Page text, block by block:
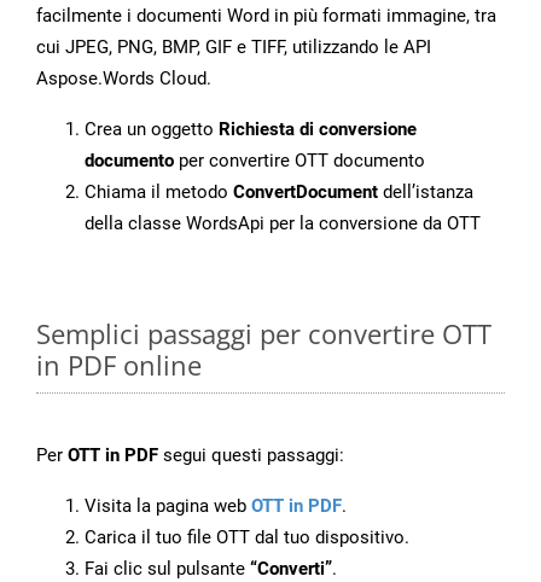
facilmente i documenti Word in più formati immagine, tra
cui JPEG, PNG, BMP, GIF e TIFF, utilizzando le API
Aspose.Words Cloud.
Crea un oggetto Richiesta di conversione
documento per convertire OTT documento
Chiama il metodo ConvertDocument dell’istanza
della classe WordsApi per la conversione da OTT
Semplici passaggi per convertire OTT
in PDF online
Per OTT in PDF segui questi passaggi:
Visita la pagina web OTT in PDF.
Carica il tuo file OTT dal tuo dispositivo.
Fai clic sul pulsante “Converti”.